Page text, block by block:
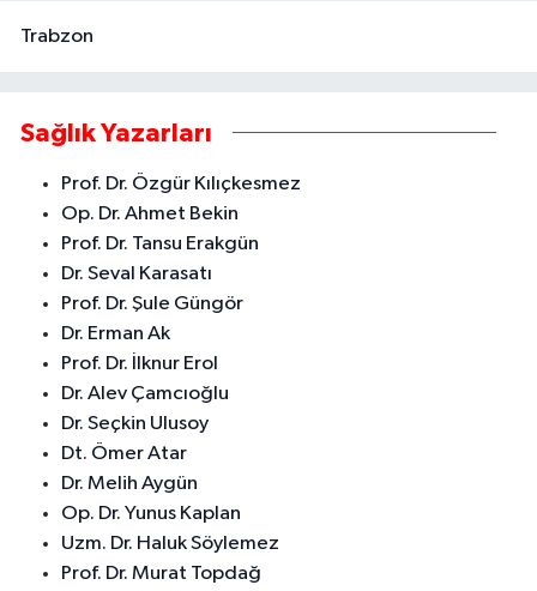
Trabzon
Sağlık Yazarları
Prof. Dr. Özgür Kılıçkesmez
Op. Dr. Ahmet Bekin
Prof. Dr. Tansu Erakgün
Dr. Seval Karasatı
Prof. Dr. Şule Güngör
Dr. Erman Ak
Prof. Dr. İlknur Erol
Dr. Alev Çamcıoğlu
Dr. Seçkin Ulusoy
Dt. Ömer Atar
Dr. Melih Aygün
Op. Dr. Yunus Kaplan
Uzm. Dr. Haluk Söylemez
Prof. Dr. Murat Topdağ